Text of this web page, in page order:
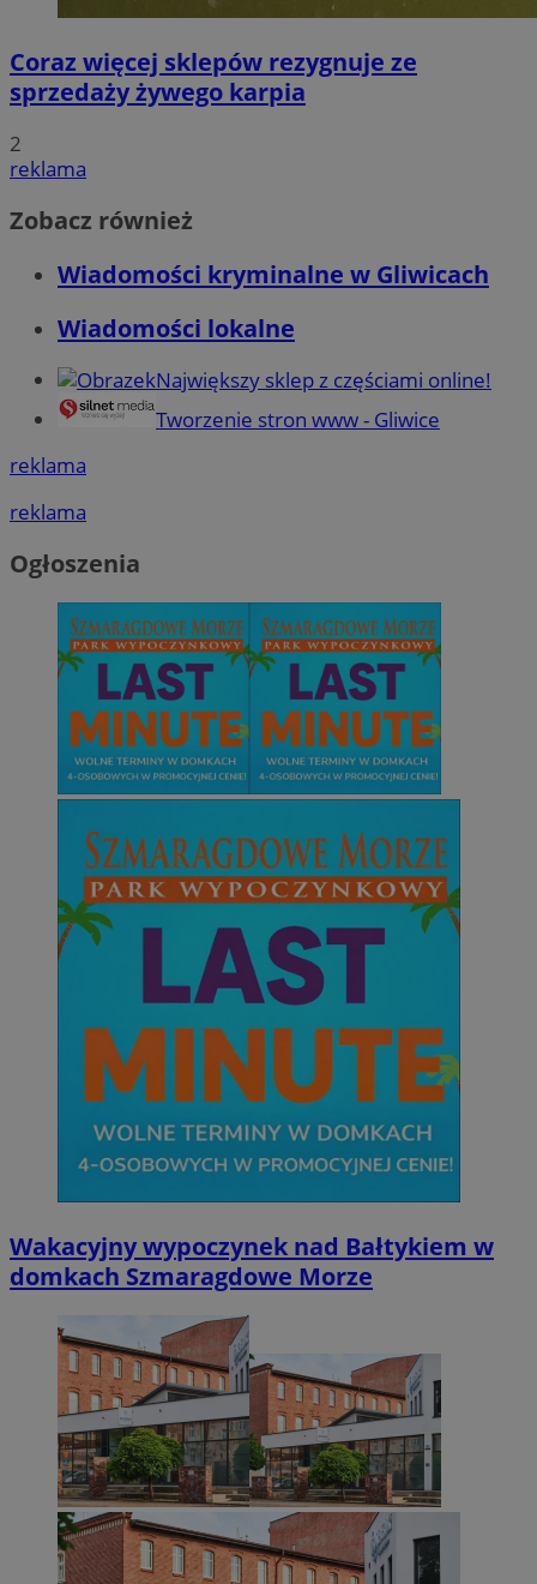
Coraz więcej sklepów rezygnuje ze
sprzedaży żywego karpia
2
reklama
Zobacz również
Wiadomości kryminalne w Gliwicach
Wiadomości lokalne
Największy sklep z częściami online!
Tworzenie stron www - Gliwice
reklama
reklama
Ogłoszenia
Wakacyjny wypoczynek nad Bałtykiem w
domkach Szmaragdowe Morze